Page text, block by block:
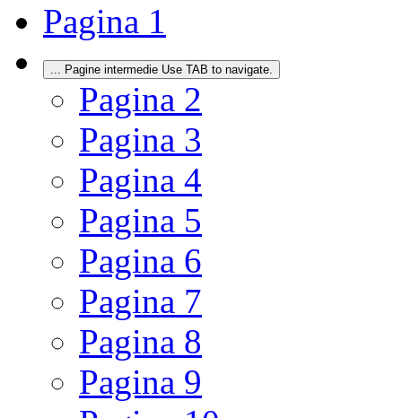
Pagina 1
Pagine intermedie Use TAB to navigate.
Pagina 2
Pagina 3
Pagina 4
Pagina 5
Pagina 6
Pagina 7
Pagina 8
Pagina 9